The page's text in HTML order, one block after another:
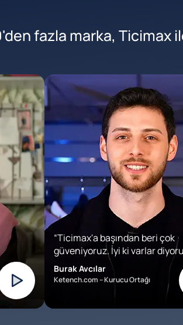
fazla marka, Ticimax
“Ticimax'a başından beri çok
güveniyoruz. İyi ki varlar
Burak Avcılar
Ketench.com – Kurucu Ortağı